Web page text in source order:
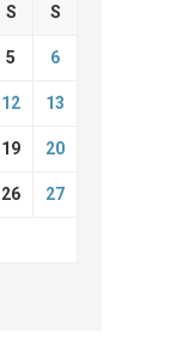
S S
5 6
12 13
19 20
26 27